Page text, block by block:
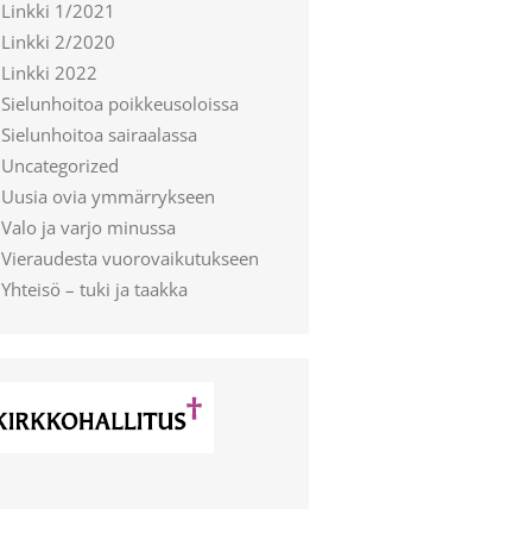
Linkki 1/2021
Linkki 2/2020
Linkki 2022
Sielunhoitoa poikkeusoloissa
Sielunhoitoa sairaalassa
Uncategorized
Uusia ovia ymmärrykseen
Valo ja varjo minussa
Vieraudesta vuorovaikutukseen
Yhteisö – tuki ja taakka